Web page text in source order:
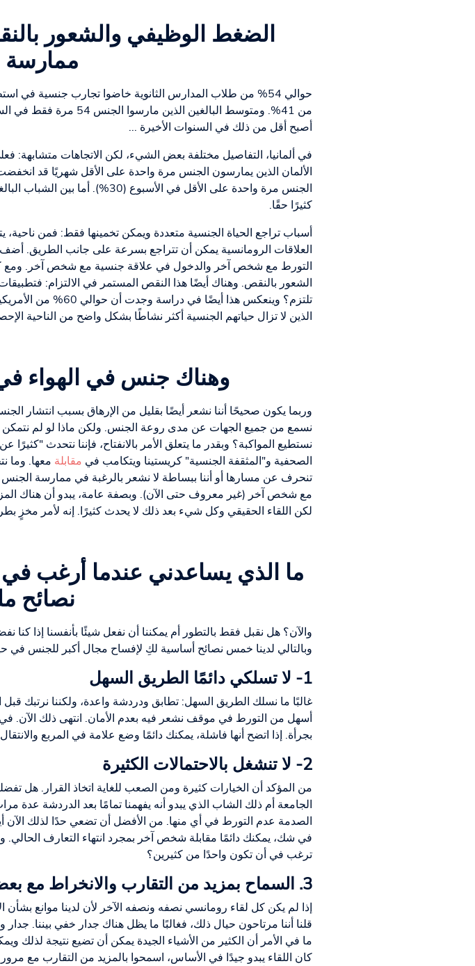
الضغط الوظيفي والشعور
أصبح أقل من ذلك في السنوات الأخيرة ...
في ألمانيا، التفاصيل مختلفة بعض الشيء، لكن الاتجاهات متشابهة:
كثيرًا حقًا.
أسباب تراجع الحياة الجنسية متعددة ويمكن تخمينها فقط: فمن
العلاقات الرومانسية يمكن أن تتراجع بسرعة على جانب الطريق.
التورط مع شخص آخر والدخول في علاقة جنسية مع شخص آخر. ومع كل
الشعور بالنقص. وهناك أيضًا هذا النقص المستمر في الالتزام:
الذين لا تزال حياتهم الجنسية أكثر نشاطًا بشكل واضح من الناحية
وهناك جنس في الهواء
وربما يكون صحيحًا أننا نشعر أيضًا بقليل من الإرهاق بسبب انتشار
نسمع من جميع الجهات عن مدى روعة الجنس. ولكن ماذا لو لم نتمكن
نستطيع المواكبة؟ وبقدر ما يتعلق الأمر بالانفتاح، فإننا نتحدث
الصحفية و"المثقفة الجنسية" كريستينا ويتكامب في مقابلة معها. وما
تنحرف عن مسارها أو أننا ببساطة لا نشعر بالرغبة في ممارسة الجنس
مع شخص آخر (غير معروف حتى الآن). وبصفة عامة، يبدو أن هناك
لكن اللقاء الحقيقي وكل شيء بعد ذلك لا يحدث كثيرًا. إنه لأمر مخزٍ
نصائح
والآن؟ هل نقبل فقط بالتطور أم يمكننا أن نفعل شيئًا بأنفسنا إذا
وبالتالي لدينا خمس نصائح أساسية لكِ لإفساح مجال أكبر للجنس في
1- لا تسلكي دائمًا الطريق السهل
غالبًا ما نسلك الطريق السهل: تطابق ودردشة واعدة، ولكننا نرتبك
أسهل من التورط في موقف نشعر فيه بعدم الأمان. انتهى ذلك الآن.
بجرأة. إذا اتضح أنها فاشلة، يمكنك دائمًا وضع علامة في المربع والانتقال
2- لا تنشغل بالاحتمالات الكثيرة
من المؤكد أن الخيارات كثيرة ومن الصعب للغاية اتخاذ القرار. هل
الجامعة أم ذلك الشاب الذي يبدو أنه يفهمنا تمامًا بعد الدردشة
الصدمة عدم التورط في أي منها. من الأفضل أن تضعي حدًا لذلك
في شك، يمكنك دائمًا مقابلة شخص آخر بمجرد انتهاء التعارف الحالي.
ترغب في أن تكون واحدًا من كثيرين؟
3. السماح بمزيد من التقارب والانخراط مع بعضنا البعض
إذا لم يكن كل لقاء رومانسي نصفه ونصفه الآخر لأن لدينا موانع بشأن
قلنا أننا مرتاحون حيال ذلك، فغالبًا ما يظل هناك جدار خفي بيننا.
ما في الأمر أن الكثير من الأشياء الجيدة يمكن أن تضيع نتيجة لذلك
كان اللقاء يبدو جيدًا في الأساس، اسمحوا بالمزيد من التقارب مع